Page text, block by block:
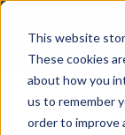
This website
These cookies
about how you
us to remember
order to improve